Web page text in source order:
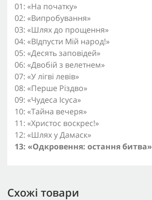
01: «На початку»
02: «Випробування»
03: «Шлях до прощення»
04: «ВІдпусти Мій народ!»
05: «Десять заповідей»
06: «Двобій з велетнем»
07: «У лігві левів»
08: «Перше Різдво»
09: «Чудеса Ісуса»
10: «Тайна вечеря»
11: «Христос воскрес!»
12: «Шлях у Дамаск»
13: «Одкровення: остання битва»
Схожі товари